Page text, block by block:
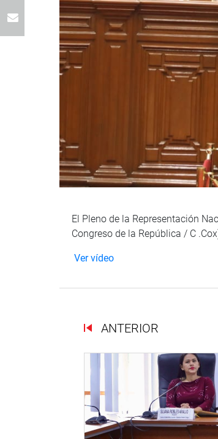
El Pleno de la Representación
Congreso de la República / C
Ver vídeo
ANTERIOR